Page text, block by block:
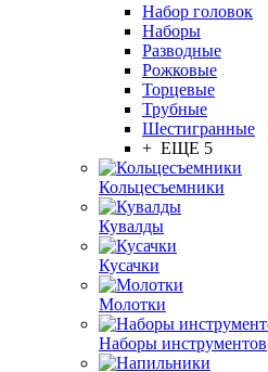
Набор головок
Наборы
Разводные
Рожковые
Торцевые
Трубные
Шестигранные
+ ЕЩЕ 5
Кольцесъемники
Кувалды
Кусачки
Молотки
Наборы инструментов